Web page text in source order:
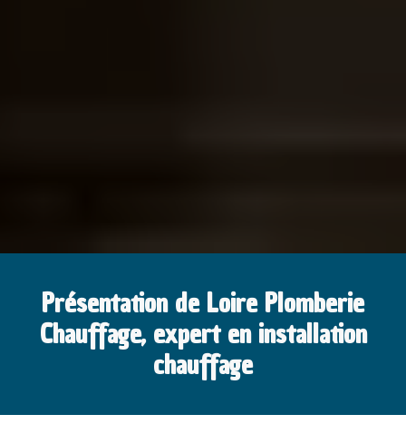
Présentation de Loire Plomberie
Chauffage, expert en installation
chauffage